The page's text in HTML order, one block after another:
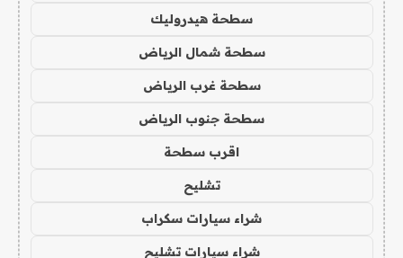
سطحة هيدروليك
سطحة شمال الرياض
سطحة غرب الرياض
سطحة جنوب الرياض
اقرب سطحة
تشليح
شراء سيارات سكراب
شراء سيارات تشليح